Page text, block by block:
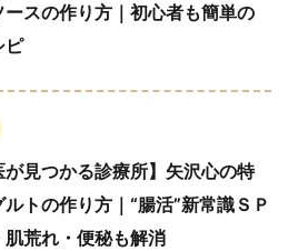
ースの作り方｜初心者も簡単の
ピ
が見つかる診療所】矢沢心の特
トの作り方｜“腸活”新常識ＳＰ
肌荒れ・便秘も解消